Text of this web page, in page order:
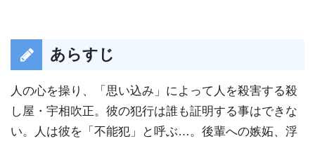
あらすじ
人の心を操り、「思い込み」によって人を殺害する殺
し屋・宇相吹正。彼の犯行は誰も証明する事はできな
い。人は彼を「不能犯」と呼ぶ…。後輩への嫉妬、浮